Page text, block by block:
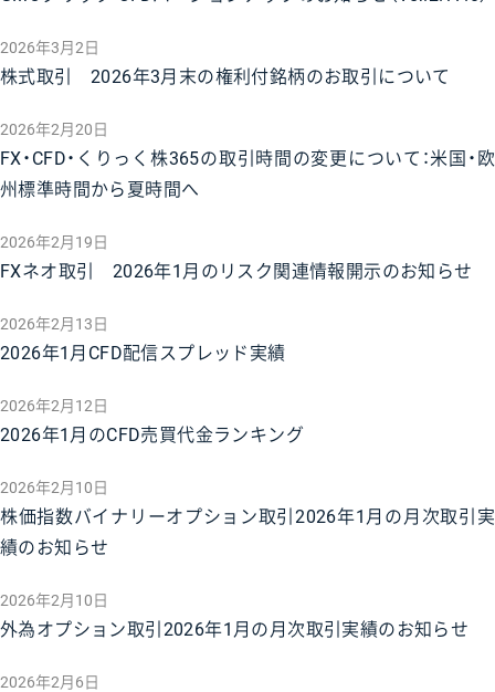
2026年3月2日
株式取引 2026年3月末の権利付銘柄のお取引について
2026年2月20日
FX・CFD・くりっく株365の取引時間の変更について：米国・欧
州標準時間から夏時間へ
2026年2月19日
FXネオ取引 2026年1月のリスク関連情報開示のお知らせ
2026年2月13日
2026年1月CFD配信スプレッド実績
2026年2月12日
2026年1月のCFD売買代金ランキング
2026年2月10日
株価指数バイナリーオプション取引2026年1月の月次取引実
績のお知らせ
2026年2月10日
外為オプション取引2026年1月の月次取引実績のお知らせ
2026年2月6日